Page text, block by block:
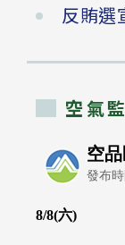
反賄選
空氣